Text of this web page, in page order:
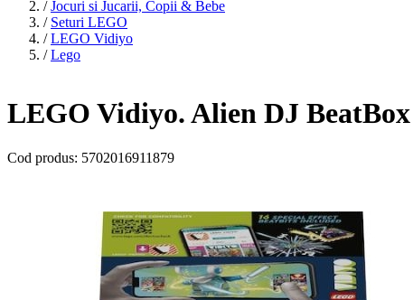
/ Jocuri si Jucarii, Copii & Bebe
/ Seturi LEGO
/ LEGO Vidiyo
/ Lego
LEGO Vidiyo. Alien DJ BeatBox
Cod produs: 5702016911879